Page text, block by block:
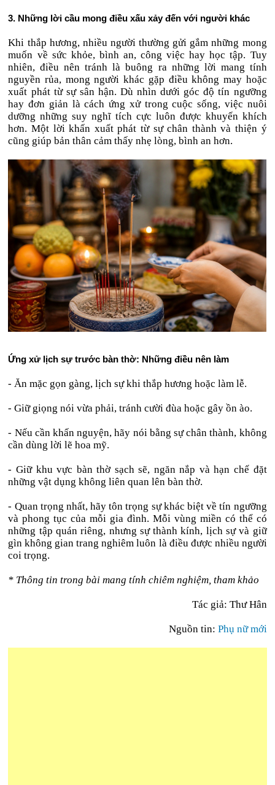
3. Những lời cầu mong điều xấu xảy đến với người khác
Khi thắp hương, nhiều người thường gửi gắm những mong
muốn về sức khỏe, bình an, công việc hay học tập. Tuy
nhiên, điều nên tránh là buông ra những lời mang tính
nguyền rủa, mong người khác gặp điều không may hoặc
xuất phát từ sự sân hận. Dù nhìn dưới góc độ tín ngưỡng
hay đơn giản là cách ứng xử trong cuộc sống, việc nuôi
dưỡng những suy nghĩ tích cực luôn được khuyến khích
hơn. Một lời khấn xuất phát từ sự chân thành và thiện ý
cũng giúp bản thân cảm thấy nhẹ lòng, bình an hơn.
Ứng xử lịch sự trước bàn thờ: Những điều nên làm
- Ăn mặc gọn gàng, lịch sự khi thắp hương hoặc làm lễ.
- Giữ giọng nói vừa phải, tránh cười đùa hoặc gây ồn ào.
- Nếu cần khấn nguyện, hãy nói bằng sự chân thành, không
cần dùng lời lẽ hoa mỹ.
- Giữ khu vực bàn thờ sạch sẽ, ngăn nắp và hạn chế đặt
những vật dụng không liên quan lên bàn thờ.
- Quan trọng nhất, hãy tôn trọng sự khác biệt về tín ngưỡng
và phong tục của mỗi gia đình. Mỗi vùng miền có thể có
những tập quán riêng, nhưng sự thành kính, lịch sự và giữ
gìn không gian trang nghiêm luôn là điều được nhiều người
coi trọng.
* Thông tin trong bài mang tính chiêm nghiệm, tham khảo
Tác giả: Thư Hân
Nguồn tin: Phụ nữ mới